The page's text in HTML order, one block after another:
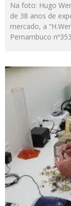
Na foto: Hugo
de 38 anos de
mercado, a
Pernambuco